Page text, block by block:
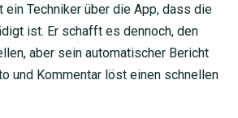
ein Techniker über die App, dass die
ist. Er schafft es dennoch, den
aber sein automatischer Bericht
und Kommentar löst einen schnellen